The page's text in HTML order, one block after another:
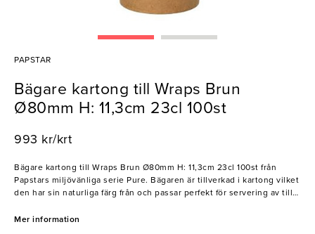
PAPSTAR
Bägare kartong till Wraps Brun
Ø80mm H: 11,3cm 23cl 100st
993 kr/krt
Bägare kartong till Wraps Brun Ø80mm H: 11,3cm 23cl 100st från
Papstars miljövänliga serie Pure. Bägaren är tillverkad i kartong vilket
den har sin naturliga färg från och passar perfekt för servering av till
innehåller ett brett sortiment av bland de bästa miljöcertifierade
Mer information